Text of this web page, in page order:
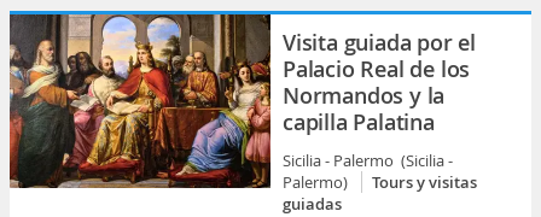
Visita guiada por el
Palacio Real de los
Normandos y la
capilla Palatina
Sicilia - Palermo (Sicilia -
Palermo)
Tours y visitas
guiadas